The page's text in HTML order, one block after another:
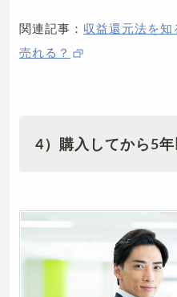
関連記事： 収益還元法を知
売れる？
4）購入してから5